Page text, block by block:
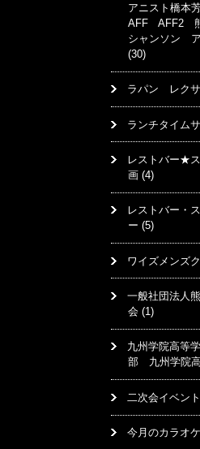
アニスト橋本
AFF AFF2 熊
シャンソン
(30)
ラパン レク
ランチタイム
レストバー★
画 (4)
レストバー・
ー (5)
ワイズメンズ
一般社団法人
会 (1)
九州学院高等
部 九州学院
二次会イベン
今月のカラオ